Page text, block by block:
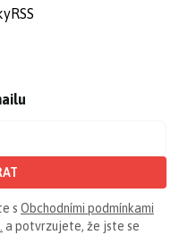
RSS
s Obchodními podmínkami
a potvrzujete, že jste se